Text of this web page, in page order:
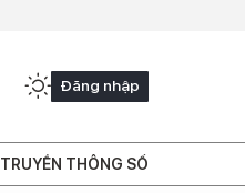
Đăng nhập
TRUYỀN THÔNG SỐ